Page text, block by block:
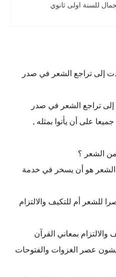
للسنة اولى ثانوي
إلى تراجع الشعر في صدر
إلى تراجع الشعر في صدر
على أن يأتوا بمثله ,
الشعر ؟
الشعر هو أن يسخر في خدمة
للشعر أم للتكيف والالتزام
بمعاني القرآن
عصر الغزوات والفتوحات